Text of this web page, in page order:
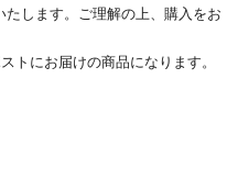
します。ご理解の上、購入をお
トにお届けの商品になります。